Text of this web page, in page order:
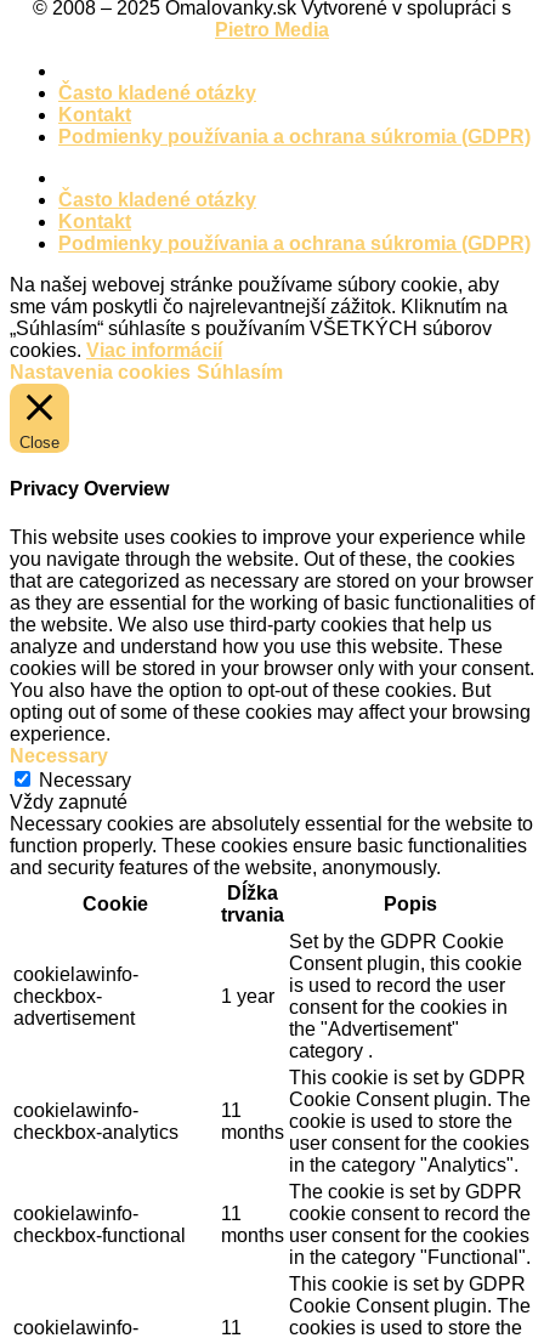
© 2008 – 2025 Omalovanky.sk Vytvorené v spolupráci s
Pietro Media
Často kladené otázky
Kontakt
Podmienky používania a ochrana súkromia (GDPR)
Často kladené otázky
Kontakt
Podmienky používania a ochrana súkromia (GDPR)
Na našej webovej stránke používame súbory cookie, aby
sme vám poskytli čo najrelevantnejší zážitok. Kliknutím na
„Súhlasím“ súhlasíte s používaním VŠETKÝCH súborov
cookies. Viac informácií
Nastavenia cookies Súhlasím
Close
Privacy Overview
This website uses cookies to improve your experience while
you navigate through the website. Out of these, the cookies
that are categorized as necessary are stored on your browser
as they are essential for the working of basic functionalities of
the website. We also use third-party cookies that help us
analyze and understand how you use this website. These
cookies will be stored in your browser only with your consent.
You also have the option to opt-out of these cookies. But
opting out of some of these cookies may affect your browsing
experience.
Necessary
Necessary
Vždy zapnuté
Necessary cookies are absolutely essential for the website to
function properly. These cookies ensure basic functionalities
and security features of the website, anonymously.
Cookie
Dĺžka
trvania
Popis
cookielawinfo-
checkbox-
advertisement
1 year
Set by the GDPR Cookie
Consent plugin, this cookie
is used to record the user
consent for the cookies in
the "Advertisement"
category .
cookielawinfo-
checkbox-analytics
11
months
This cookie is set by GDPR
Cookie Consent plugin. The
cookie is used to store the
user consent for the cookies
in the category "Analytics".
cookielawinfo-
checkbox-functional
11
months
The cookie is set by GDPR
cookie consent to record the
user consent for the cookies
in the category "Functional".
cookielawinfo- 11
This cookie is set by GDPR
Cookie Consent plugin. The
cookies is used to store the